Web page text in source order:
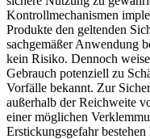
Kontrollmechanismen
Produkte den geltenden
sachgemäßer Anwendung
kein Risiko. Dennoch
Gebrauch potenziell zu
Vorfälle bekannt. Zur
außerhalb der Reichweite
einer möglichen
Erstickungsgefahr bestehen